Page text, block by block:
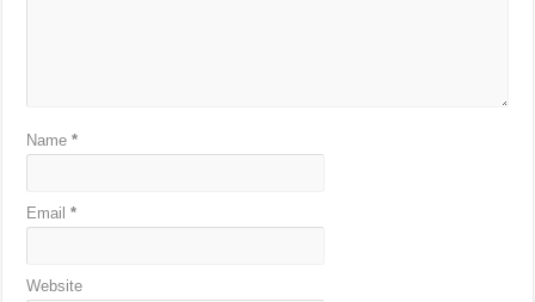
Name*
Email*
Website